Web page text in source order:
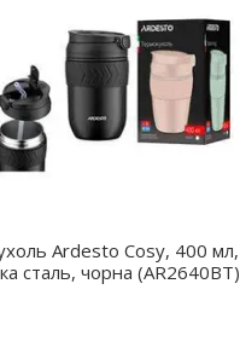
Ardesto Cosy, 400 мл,
сталь, чорна (AR2640BT)